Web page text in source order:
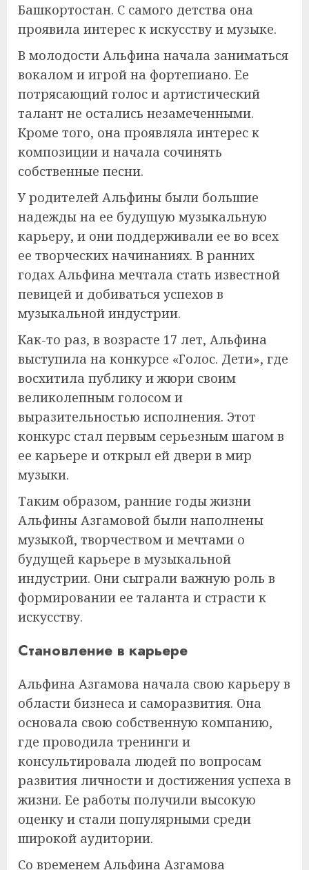
Башкортостан. С самого детства она
проявила интерес к искусству и музыке.
В молодости Альфина начала заниматься
вокалом и игрой на фортепиано. Ее
потрясающий голос и артистический
талант не остались незамеченными.
Кроме того, она проявляла интерес к
композиции и начала сочинять
собственные песни.
У родителей Альфины были большие
надежды на ее будущую музыкальную
карьеру, и они поддерживали ее во всех
ее творческих начинаниях. В ранних
годах Альфина мечтала стать известной
певицей и добиваться успехов в
музыкальной индустрии.
Как-то раз, в возрасте 17 лет, Альфина
выступила на конкурсе «Голос. Дети», где
восхитила публику и жюри своим
великолепным голосом и
выразительностью исполнения. Этот
конкурс стал первым серьезным шагом в
ее карьере и открыл ей двери в мир
музыки.
Таким образом, ранние годы жизни
Альфины Азгамовой были наполнены
музыкой, творчеством и мечтами о
будущей карьере в музыкальной
индустрии. Они сыграли важную роль в
формировании ее таланта и страсти к
искусству.
Становление в карьере
Альфина Азгамова начала свою карьеру в
области бизнеса и саморазвития. Она
основала свою собственную компанию,
где проводила тренинги и
консультировала людей по вопросам
развития личности и достижения успеха в
жизни. Ее работы получили высокую
оценку и стали популярными среди
широкой аудитории.
Со временем Альфина Азгамова